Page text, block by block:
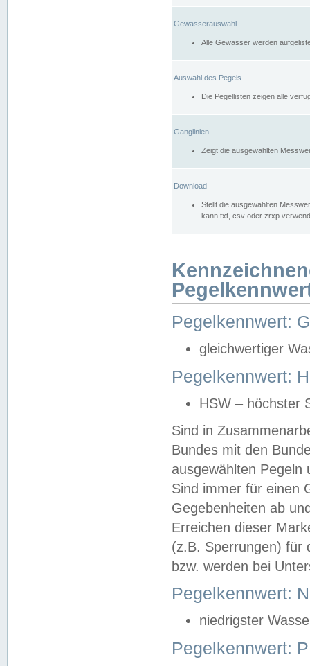
Gewässerauswahl
Alle Gewässer werden
Auswahl des Pegels
Die Pegellisten zeigen alle
Ganglinien
Zeigt die ausgewählten
Download
Stellt die ausgewählten
kann txt, csv oder zrxp
Pegelkennwert:
gleichwertiger
Pegelkennwert:
HSW – höchster
Sind in
Bundes mit den
ausgewählten
Sind immer für einen
Gegebenheiten ab
Erreichen dieser
(z.B. Sperrungen) für
bzw. werden bei
Pegelkennwert:
niedrigster
Pegelkennwert: